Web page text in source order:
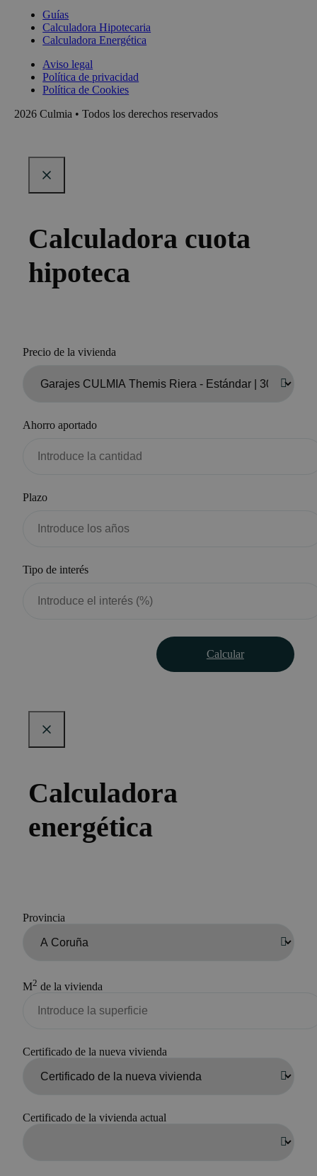
Guías
Calculadora Hipotecaria
Calculadora Energética
Aviso legal
Política de privacidad
Política de Cookies
2026 Culmia • Todos los derechos reservados
Calculadora cuota
hipoteca
Precio de la vivienda
Ahorro aportado
Plazo
Tipo de interés
Calcular
Calculadora
energética
Provincia
M2 de la vivienda
Certificado de la nueva vivienda
Certificado de la vivienda actual